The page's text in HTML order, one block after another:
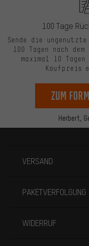
Herbert,
100 Tage
Sende die
100 Tagen nach
maximal 10 Tagen
Kaufpreis
zum
VERSAND
PAKETVERFOLGUNG
WIDERRUF